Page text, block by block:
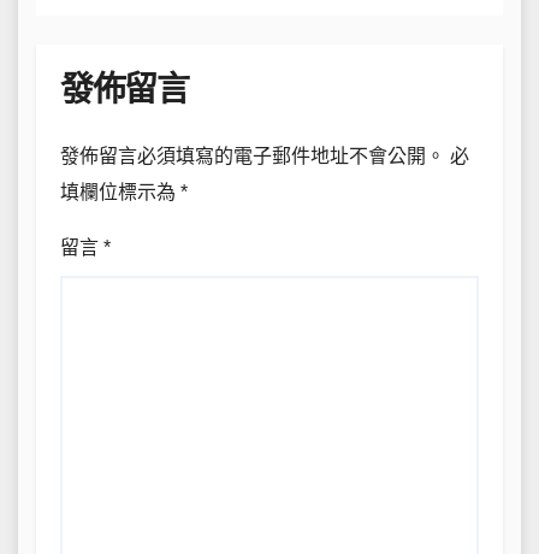
發佈留言
發佈留言必須填寫的電子郵件地址不會公開。 必
填欄位標示為 *
留言 *